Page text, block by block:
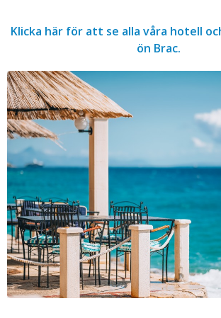
Klicka här för att se alla våra hotell
ön Brac.